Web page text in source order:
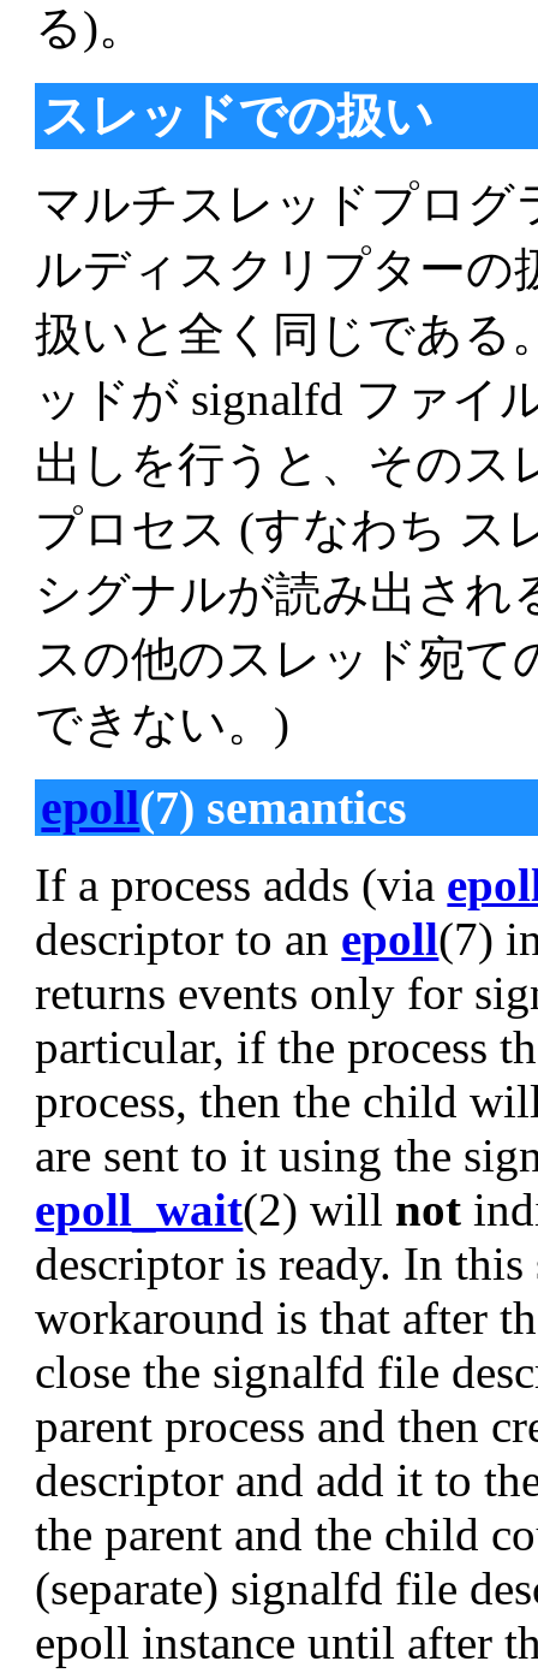
る)。
スレッドでの扱い
マルチスレッドプログ
ルディスクリプターの
扱いと全く同じである
ッドが signalfd ファイ
出しを行うと、そのス
プロセス (すなわち ス
シグナルが読み出され
スの他のスレッド宛て
できない。)
epoll(7) semantics
If a process adds (via
descriptor to an epoll(7)
returns events only for
particular, if the process
process, then the child
are sent to it using the
epoll_wait(2) will not
descriptor is ready. In this
workaround is that after
close the signalfd file
parent process and then
descriptor and add it to
the parent and the child
(separate) signalfd file
epoll instance until after